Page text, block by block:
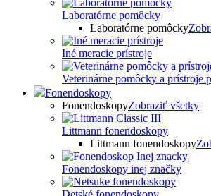
Laboratórne pomôcky
Laboratórne pomôcky
Iné meracie prístroje
Veterinárne pomôcky a prístroje
Fonendoskopy
FonendoskopyZobraziť všetky
Littmann fonendoskopy
Littmann fonendoskopy
Fonendoskopy inej značky